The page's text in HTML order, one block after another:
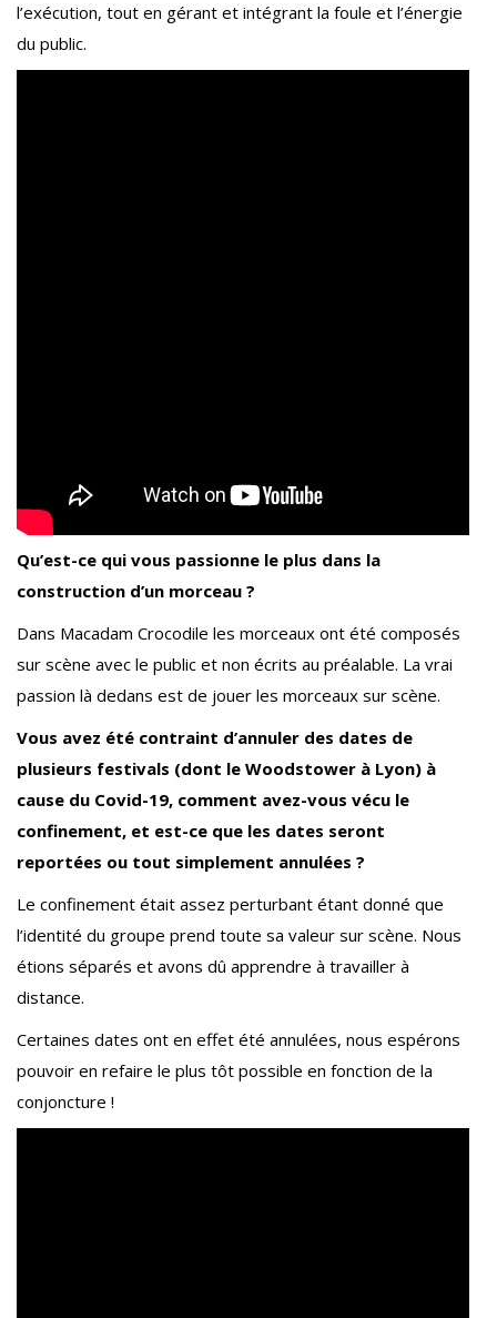
l’exécution, tout en gérant et intégrant la foule et l’énergie
du public.
Qu’est-ce qui vous passionne le plus dans la
construction d’un morceau ?
Dans Macadam Crocodile les morceaux ont été composés
sur scène avec le public et non écrits au préalable. La vrai
passion là dedans est de jouer les morceaux sur scène.
Vous avez été contraint d’annuler des dates de
plusieurs festivals (dont le Woodstower à Lyon) à
cause du Covid-19, comment avez-vous vécu le
confinement, et est-ce que les dates seront
reportées ou tout simplement annulées ?
Le confinement était assez perturbant étant donné que
l’identité du groupe prend toute sa valeur sur scène. Nous
étions séparés et avons dû apprendre à travailler à
distance.
Certaines dates ont en effet été annulées, nous espérons
pouvoir en refaire le plus tôt possible en fonction de la
conjoncture !